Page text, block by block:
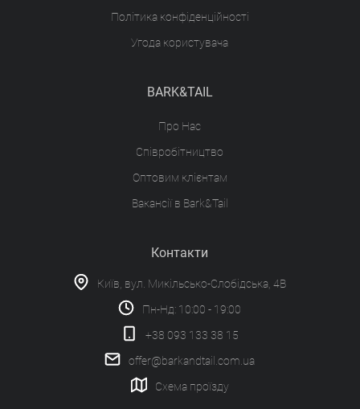
Політика конфіденційності
Угода користувача
BARK&TAIL
Про Нас
Співробітництво
Оптовим клієнтам
Вакансії в Bark&Tail
Контакти
Київ, вул. Микільсько-Слобідська, 4В
Пн-Нд: 10:00 - 19:00
+38 093 133 38 15
offer@barkandtail.com.ua
Схема проїзду